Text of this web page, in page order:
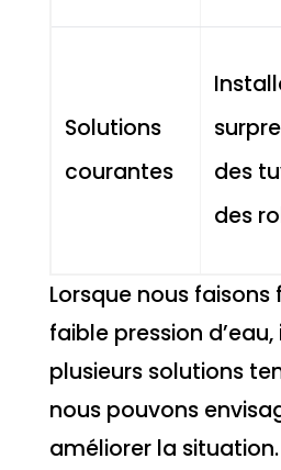
Solutions
courantes
des
des
Lorsque nous faisons
faible pression d’eau,
plusieurs solutions
nous pouvons
améliorer la situation.